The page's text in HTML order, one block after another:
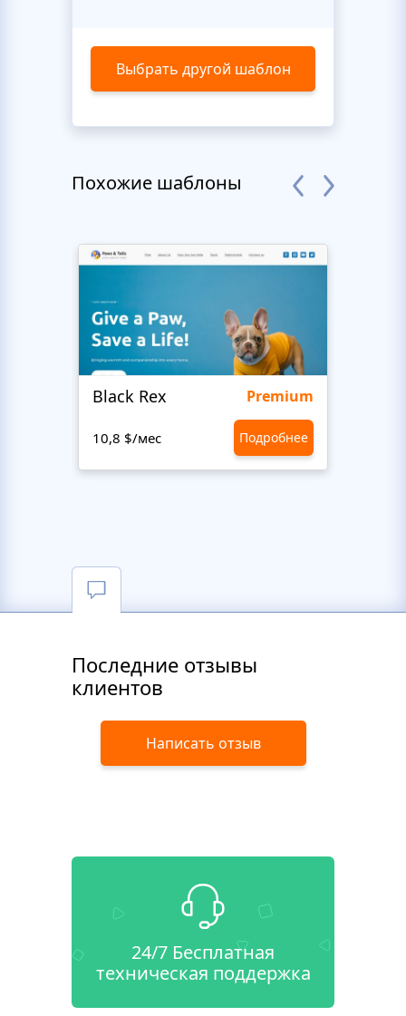
Выбрать другой шаблон
Похожие шаблоны
Black Rex Premium
10,8 $/мес Подробнее
Последние отзывы
клиентов
Написать отзыв
24/7 Бесплатная
техническая поддержка